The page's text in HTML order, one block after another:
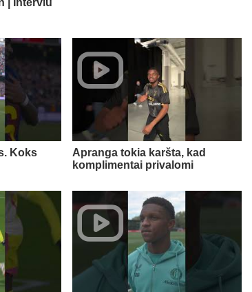
| Interviu
Koks
Apranga tokia karšta, kad
komplimentai privalomi